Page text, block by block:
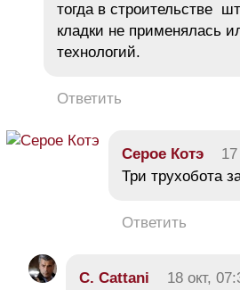
тогда в строительстве
кладки не применялась
технологий.
Ответить
Серое Котэ
Три трухобота
Ответить
C. Cattani 18 окт,